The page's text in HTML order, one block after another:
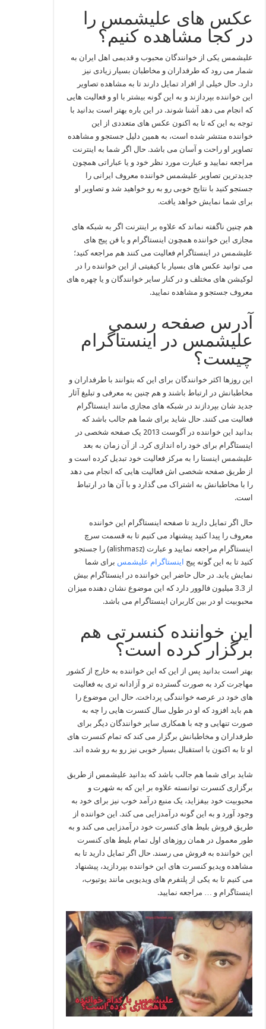
عکس های علیشمس را
در کجا مشاهده کنیم؟
علیشمس یکی از خوانندگان محبوب و قدیمی اهل ایران به
شمار می رود که طرفداران و مخاطبان بسیار زیادی نیز
دارد. حال خیلی از افراد تمایل دارند تا به مشاهده تصاویر
این خواننده بپردازند و به این گونه بیشتر با او و فعالیت هایی
که انجام می‌ دهد آشنا شوند. در این باره بهتر است بدانید با
توجه به این که تا به اکنون عکس های متعددی از این
خواننده منتشر شده است، به همین دلیل جستجو و مشاهده
تصاویر او راحت و آسان می باشد. حال اگر شما به اینترنت
مراجعه نمایید و عبارت مورد نظر خود و یا عباراتی همچون
جدیدترین تصاویر علیشمس خواننده معروف ایرانی را
جستجو کنید با نتایج خوبی رو به رو خواهید شد و تصاویر او
برای شما نمایش خواهد یافت.
هم چنین ناگفته نماند که علاوه بر اینترنت اگر به شبکه‌ های
مجازی این خواننده همچون اینستاگرام و یا فن پیج های
علیشمس در اینستاگرام فعالیت می‌ کنند هم مراجعه کنید؛
می‌ توانید عکس های بسیار با کیفیتی از این خواننده را در
لوکیشن های مختلف و در کنار سایر خوانندگان و یا چهره های
معروف جستجو و مشاهده نمایید.
آدرس صفحه رسمی
علیشمس در اینستاگرام
چیست؟
این روزها اکثر خوانندگان برای این که بتوانند با طرفداران و
مخاطبانش در ارتباط باشند و هم چنین به معرفی و تبلیغ آثار
جدید شان بپردازند در شبکه های مجازی مانند اینستاگرام
فعالیت می‌ کنند. حال شاید برای شما هم جالب باشد که
بدانید این خواننده در آگوست 2013 یک صفحه شخصی در
اینستاگرام برای خود راه اندازی کرد. از آن زمان به بعد
علیشمس اینستا را به مرکز فعالیت خود تبدیل کرده است و
از طریق صفحه شخصی اش فعالیت هایی که انجام می‌ دهد
را با مخاطبانش به اشتراک می گذارد و با آن ها در ارتباط
است.
حال اگر تمایل دارید تا صفحه اینستاگرام این خواننده
معروف را پیدا کنید پیشنهاد می کنیم تا به قسمت سرچ
اینستاگرام مراجعه نمایید و عبارت (alishmasz) را جستجو
کنید تا به این گونه پیج اینستاگرام علیشمس برای شما
نمایش یابد. در حال حاضر این خواننده در اینستاگرام بیش
از 3.3 میلیون فالوور دارد که این موضوع نشان دهنده میزان
محبوبیت او در بین کاربران اینستاگرام می باشد.
این خواننده کنسرتی هم
برگزار کرده است؟
بهتر است بدانید پس از این که این خواننده به خارج از کشور
مهاجرت کرد به صورت گسترده تر و آزادانه تری به فعالیت‌
های خود در عرصه خوانندگی پرداخت. حال این موضوع را
هم باید افزود که او در طول سال کنسرت‌ هایی را چه به
صورت تنهایی و چه با همکاری سایر خوانندگان دیگر برای
طرفداران و مخاطبانش برگزار می‌ کند که تمام کنسرت های
او تا به اکنون با استقبال بسیار خوبی نیز رو به رو شده اند.
شاید برای شما هم جالب باشد که بدانید علیشمس از طریق
برگزاری کنسرت توانسته علاوه بر این که به شهرت و
محبوبیت خود بیفزاید، یک منبع درآمد خوب نیز برای خود به
وجود آورد و به این گونه درآمدزایی می‌ کند. این خواننده از
طریق فروش بلیط های کنسرت خود درآمدزایی می‌ کند و به
طور معمول در همان روزهای اول تمام بلیط های کنسرت
این خواننده به فروش می رسند. حال اگر تمایل دارید تا به
مشاهده ویدیو کنسرت های این خواننده بپردازید، پیشنهاد
می‌ کنیم تا به یکی از پلتفرم های ویدیویی مانند یوتیوب،
اینستاگرام و … مراجعه نمایید.